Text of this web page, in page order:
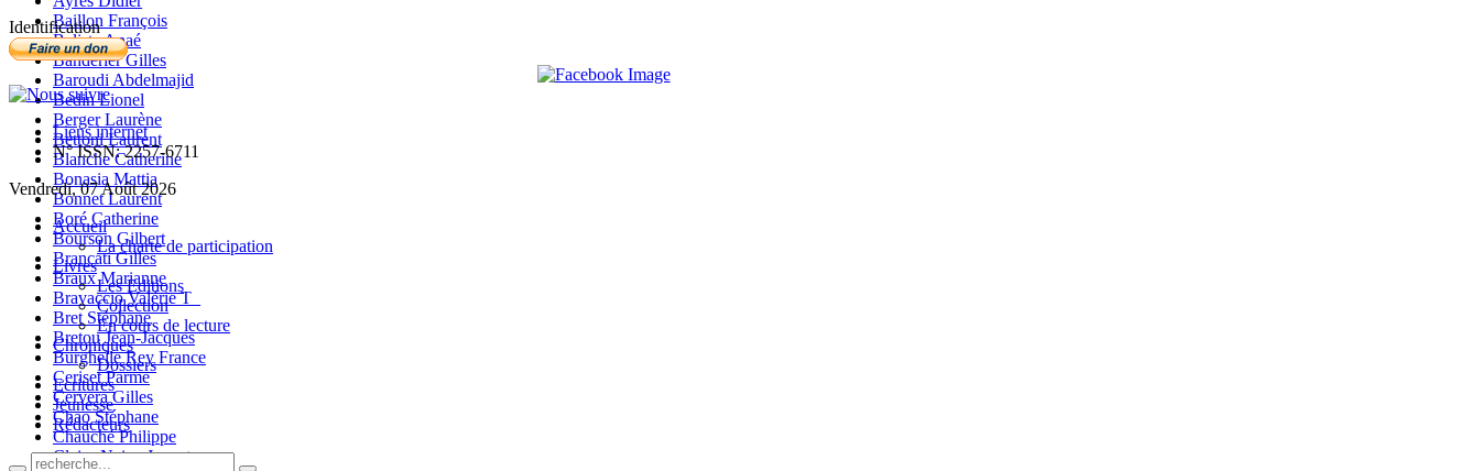
Baillon François
Balista Anaé
Banderier Gilles
Baroudi Abdelmajid
Bedin Lionel
Berger Laurène
Bettoni Laurent
Blanche Catherine
Bonasia Mattia
Bonnet Laurent
Boré Catherine
Bourson Gilbert
Brancati Gilles
Braux Marianne
Bravaccio Valérie T_
Bret Stéphane
Bretou Jean-Jacques
Burghelle Rey France
Ceriset Parme
Cervera Gilles
Chao Stéphane
Chauché Philippe
Claire-Neige Jaunet
Identification
Liens internet
N° ISSN: 2257-6711
Vendredi, 07 Août 2026
Accueil
La charte de participation
Livres
Les Editions
Collection
En cours de lecture
Chroniques
Dossiers
Ecritures
Jeunesse
Rédacteurs